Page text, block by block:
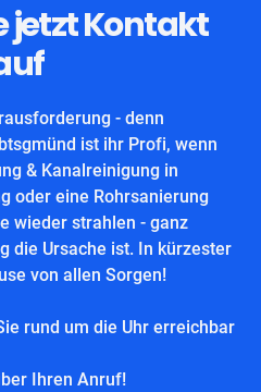
jetzt Kontakt
- denn
ist ihr Profi, wenn
& Kanalreinigung in
oder eine Rohrsanierung
wieder strahlen - ganz
die Ursache ist. In kürzester
von allen Sorgen!
rund um die Uhr erreichbar
Ihren Anruf!